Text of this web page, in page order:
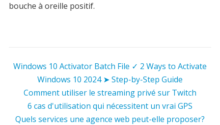
bouche à oreille positif.
Windows 10 Activator Batch File ✓ 2 Ways to Activate
Windows 10 2024 ➤ Step-by-Step Guide
Comment utiliser le streaming privé sur Twitch
6 cas d'utilisation qui nécessitent un vrai GPS
Quels services une agence web peut-elle proposer?